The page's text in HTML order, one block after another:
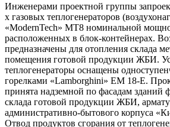
Инженерами проектной группы
х газовых теплогенераторов
«ModernTech» МТ8 номинальной
расположенных в блок-контейнерах.
предназначены для отопления склада
помещения готовой продукции ЖБИ.
теплогенераторы оснащены
горелками «Lamborghini» EM 18-E.
принята надземной по фасадам зданий
склада готовой продукции ЖБИ,
административно-бытового корпуса
Отвод продуктов сгорания от